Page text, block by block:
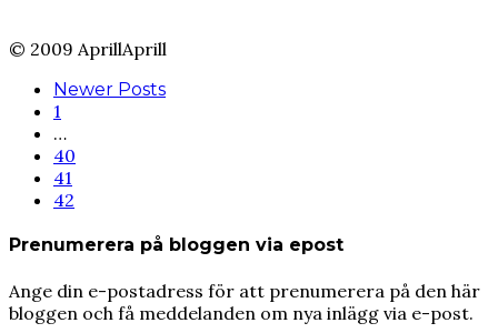
© 2009 AprillAprill
Newer Posts
1
…
40
41
42
Prenumerera på bloggen via epost
Ange din e-postadress för att prenumerera på den här
bloggen och få meddelanden om nya inlägg via e-post.